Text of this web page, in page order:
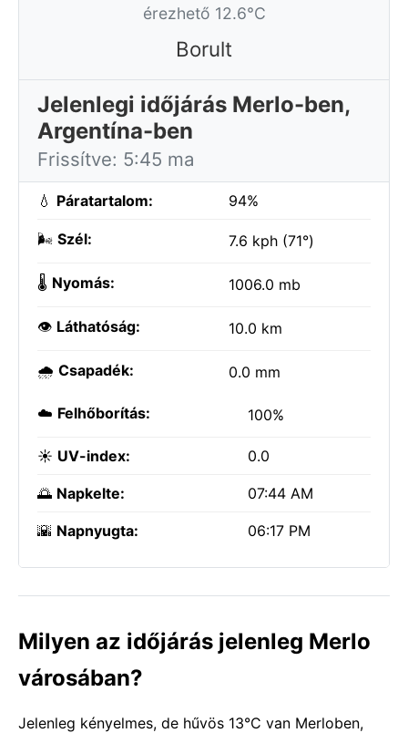
érezhető 12.6°C
Borult
Jelenlegi időjárás Merlo-ben,
Argentína-ben
Frissítve: 5:45 ma
💧 Páratartalom: 94%
🌬️ Szél: 7.6 kph (71°)
🌡️ Nyomás: 1006.0 mb
👁️ Láthatóság: 10.0 km
🌧️ Csapadék: 0.0 mm
☁️ Felhőborítás: 100%
☀️ UV-index: 0.0
🌅 Napkelte: 07:44 AM
🌇 Napnyugta: 06:17 PM
Milyen az időjárás jelenleg Merlo
városában?
Jelenleg kényelmes, de hűvös 13°C van Merloben,